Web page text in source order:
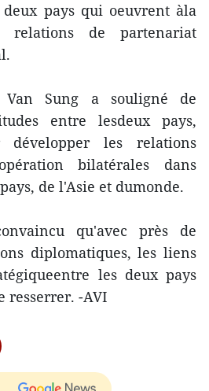
pays qui oeuvrent àla
relations de partenariat
Sung a souligné de
entre lesdeux pays,
développer les relations
bilatérales dans
de l'Asie et dumonde.
qu'avec près de
diplomatiques, les liens
les deux pays
resserrer. -AVI